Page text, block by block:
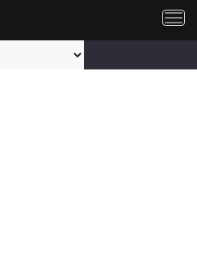
切
航